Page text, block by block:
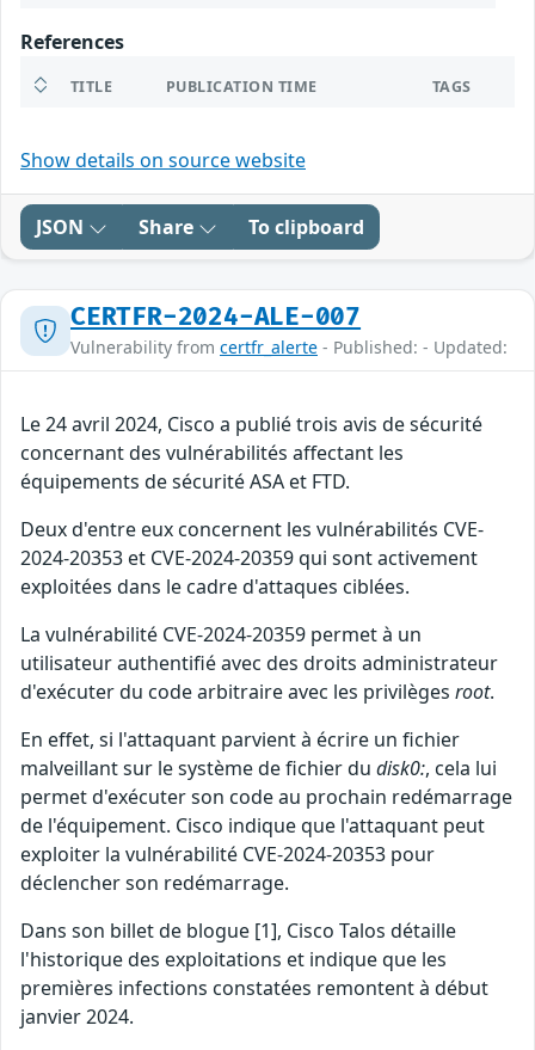
References
TITLE PUBLICATION TIME TAGS
Show details on source website
JSON Share To clipboard
CERTFR-2024-ALE-007
Vulnerability from certfr_alerte - Published: - Updated:
Le 24 avril 2024, Cisco a publié trois avis de sécurité
concernant des vulnérabilités affectant les
équipements de sécurité ASA et FTD.
Deux d'entre eux concernent les vulnérabilités CVE-
2024-20353 et CVE-2024-20359 qui sont activement
exploitées dans le cadre d'attaques ciblées.
La vulnérabilité CVE-2024-20359 permet à un
utilisateur authentifié avec des droits administrateur
d'exécuter du code arbitraire avec les privilèges root.
En effet, si l'attaquant parvient à écrire un fichier
malveillant sur le système de fichier du disk0:, cela lui
permet d'exécuter son code au prochain redémarrage
de l'équipement. Cisco indique que l'attaquant peut
exploiter la vulnérabilité CVE-2024-20353 pour
déclencher son redémarrage.
Dans son billet de blogue [1], Cisco Talos détaille
l'historique des exploitations et indique que les
premières infections constatées remontent à début
janvier 2024.